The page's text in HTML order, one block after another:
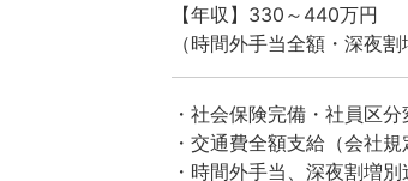
【年収】330～440万円
（時間外手当全額・深夜割
・社会保険完備・社員区
・交通費全額支給（会社規
・時間外手当、深夜割増